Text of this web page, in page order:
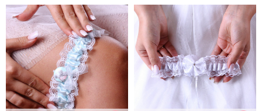
Арт: podv_0016 Арт: podv_0117